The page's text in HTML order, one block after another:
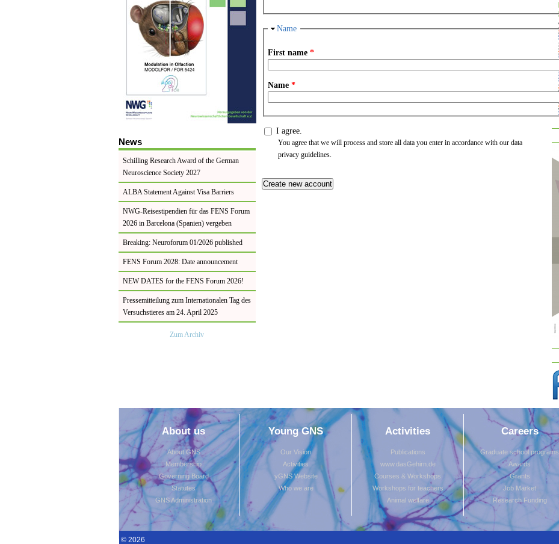
News
Schilling Research Award of the German
Neuroscience Society 2027
ALBA Statement Against Visa Barriers
NWG-Reisestipendien für das FENS Forum
2026 in Barcelona (Spanien) vergeben
Breaking: Neuroforum 01/2026 published
FENS Forum 2028: Date announcement
NEW DATES for the FENS Forum 2026!
Pressemitteilung zum Internationalen Tag des
Versuchstieres am 24. April 2025
Zum Archiv
Hide
Name
First name*
Name*
I agree.
You agree that we will process and store all data you enter in accordance with our data
privacy guidelines.
This question is for testing whether you are a human visitor and to prevent automated
About us
About GNS
Membership
Governing Board
Statutes
GNS Administration
Young GNS
Our Vision
Activities
yGNS Website
Who we are
Activities
Publications
www.dasGehirn.de
Courses & Workshops
Workshops for teachers
Animal welfare
Careers
Graduate school programs
Awards
Grants
Job Market
Research Funding
© 2026